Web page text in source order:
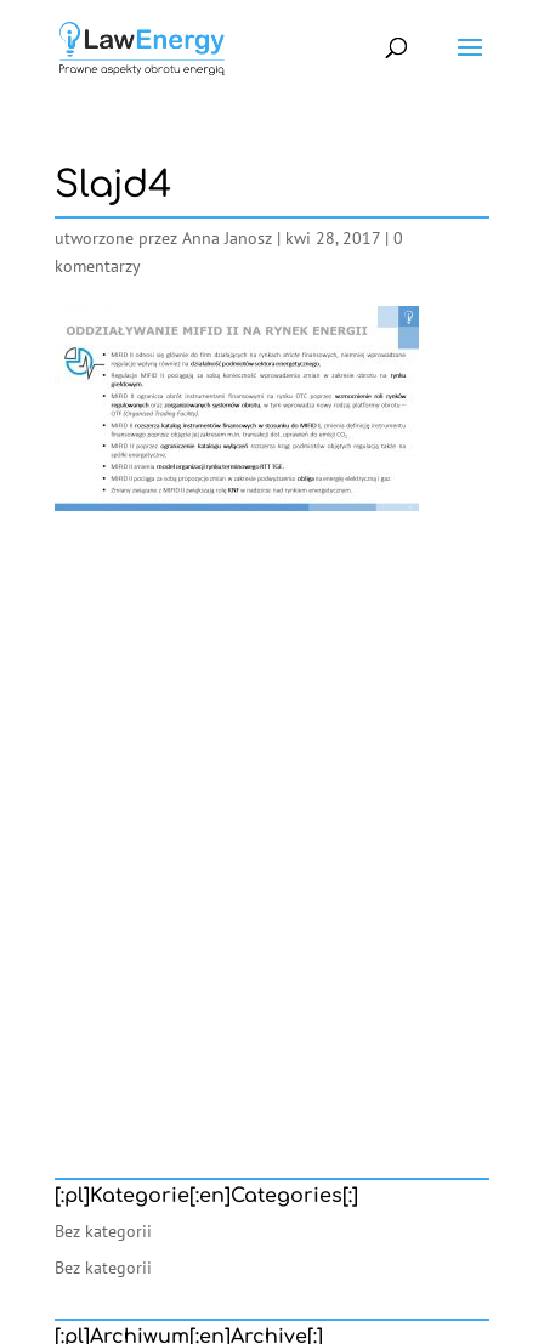
Slajd4
utworzone przez Anna Janosz| kwi 28, 2017| 0
komentarzy
[:pl]Kategorie[:en]Categories[:]
Bez kategorii
Bez kategorii
[:pl]Archiwum[:en]Archive[:]